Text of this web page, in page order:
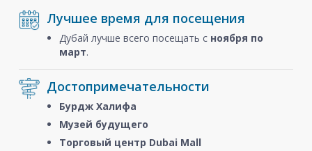
Лучшее время для посещения
Дубай лучше всего посещать с ноября по
март.
Достопримечательности
Бурдж Халифа
Музей будущего
Торговый центр Dubai Mall